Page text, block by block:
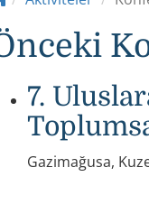
7.
Gazimağusa,